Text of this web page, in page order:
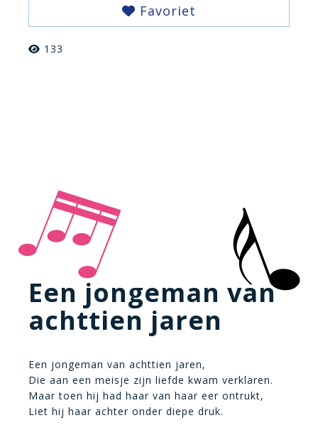
Favoriet
133
Een jongeman van
achttien jaren
Een jongeman van achttien jaren,
Die aan een meisje zijn liefde kwam verklaren.
Maar toen hij had haar van haar eer ontrukt,
Liet hij haar achter onder diepe druk.